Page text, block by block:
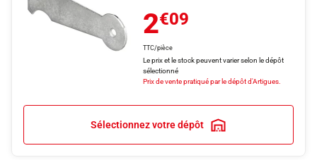
2€09
TTC/pièce
Le prix et le stock peuvent varier selon le dépôt
sélectionné
Prix de vente pratiqué par le dépôt d'Artigues.
Sélectionnez votre dépôt